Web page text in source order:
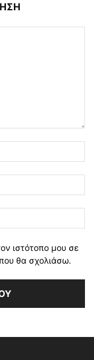
ιστότοπο μου σε
θα σχολιάσω.